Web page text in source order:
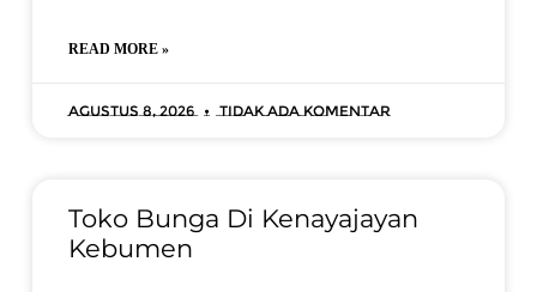
READ MORE »
Agustus 8, 2026 Tidak ada komentar
Toko Bunga Di Kenayajayan
Kebumen